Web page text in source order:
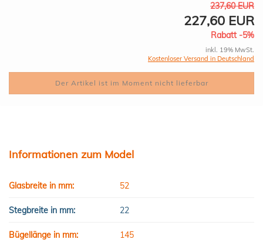
237,60 EUR
227,60 EUR
Rabatt -5%
inkl. 19% MwSt.
Kostenloser Versand in Deutschland
Informationen zum Model
Glasbreite in mm: 52
Stegbreite in mm: 22
Bügellänge in mm: 145